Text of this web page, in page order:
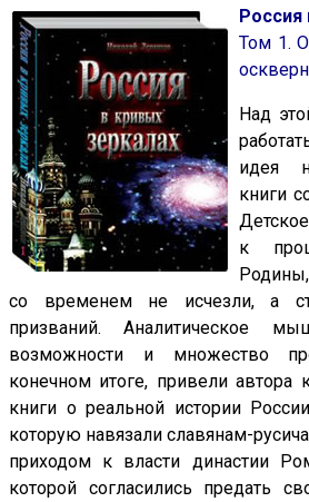
Россия
Том 1.
Над
идея
книги
к
со временем не исчезли, а
призваний. Аналитическое
возможности и множество
конечном итоге, привели
книги о реальной истории
которую навязали славянам-
приходом к власти династии
которой согласились предать